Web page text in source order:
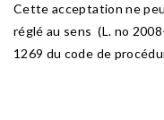
Cette acceptation ne
réglé au sens (L. no
1269 du code de